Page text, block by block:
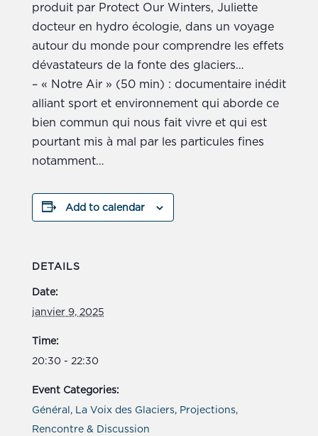
produit par Protect Our Winters, Juliette
docteur en hydro écologie, dans un voyage
autour du monde pour comprendre les effets
dévastateurs de la fonte des glaciers…
– « Notre Air » (50 min) : documentaire inédit
alliant sport et environnement qui aborde ce
bien commun qui nous fait vivre et qui est
pourtant mis à mal par les particules fines
notamment…
Add to calendar
DETAILS
Date:
janvier 9, 2025
Time:
20:30 - 22:30
Event Categories:
Général, La Voix des Glaciers, Projections,
Rencontre & Discussion